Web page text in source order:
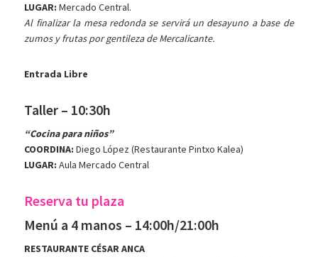
LUGAR: Mercado Central.
Al finalizar la mesa redonda se servirá un desayuno a base de
zumos y frutas por gentileza de Mercalicante.
Entrada Libre
Taller – 10:30h
“Cocina para niños”
COORDINA: Diego López (Restaurante Pintxo Kalea)
LUGAR: Aula Mercado Central
Reserva tu plaza
Menú a 4 manos – 14:00h/21:00h
RESTAURANTE CÉSAR ANCA